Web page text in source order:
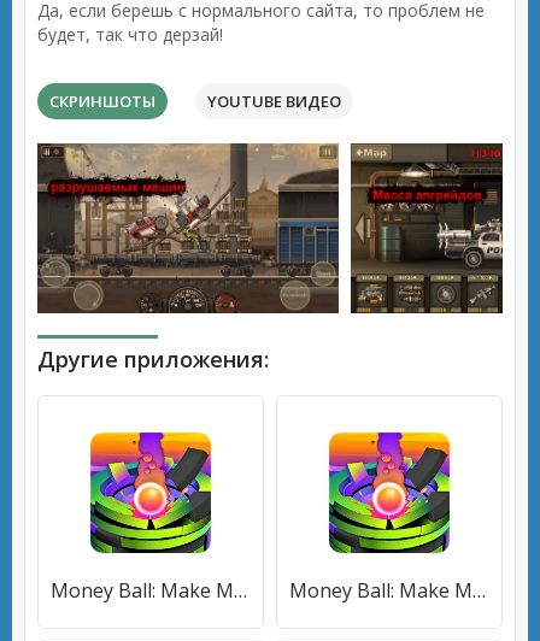
Да, если берешь с нормального сайта, то проблем не
будет, так что дерзай!
СКРИНШОТЫ YOUTUBE ВИДЕО
Другие приложения:
Money Ball: Make Money Money Ball: Make Money